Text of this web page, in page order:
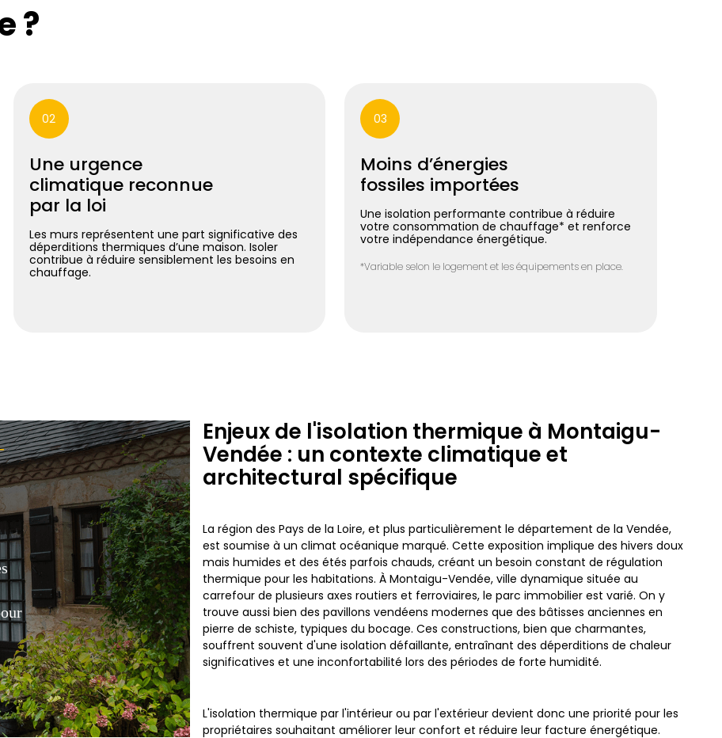
?
02
Une urgence
climatique reconnue
par la loi
Les murs représentent une part significative des
déperditions thermiques d’une maison. Isoler
contribue à réduire sensiblement les besoins en
chauffage.
03
Moins d’énergies
fossiles importées
Une isolation performante contribue à réduire
votre consommation de chauffage* et renforce
votre indépendance énergétique.
*Variable selon le logement et les équipements en place.
Enjeux de l'isolation thermique à Montaigu-
Vendée : un contexte climatique et
architectural spécifique
La région des Pays de la Loire, et plus particulièrement le département de la Vendée,
est soumise à un climat océanique marqué. Cette exposition implique des hivers doux
mais humides et des étés parfois chauds, créant un besoin constant de régulation
thermique pour les habitations. À Montaigu-Vendée, ville dynamique située au
carrefour de plusieurs axes routiers et ferroviaires, le parc immobilier est varié. On y
trouve aussi bien des pavillons vendéens modernes que des bâtisses anciennes en
pierre de schiste, typiques du bocage. Ces constructions, bien que charmantes,
souffrent souvent d'une isolation défaillante, entraînant des déperditions de chaleur
significatives et une inconfortabilité lors des périodes de forte humidité.
L'isolation thermique par l'intérieur ou par l'extérieur devient donc une priorité pour les
propriétaires souhaitant améliorer leur confort et réduire leur facture énergétique.